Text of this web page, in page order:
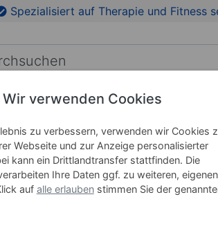
springen
Spezialisiert auf Therapie und Fitness
Igel-
Wir verwenden Cookies
zu verbessern, verwenden wir Cookies
Webseite und zur Anzeige personalisierter
kann ein Drittlandtransfer stattfinden. Die
Ihre Daten ggf. zu weiteren, eigenen
auf alle erlaubenstimmen Sie der